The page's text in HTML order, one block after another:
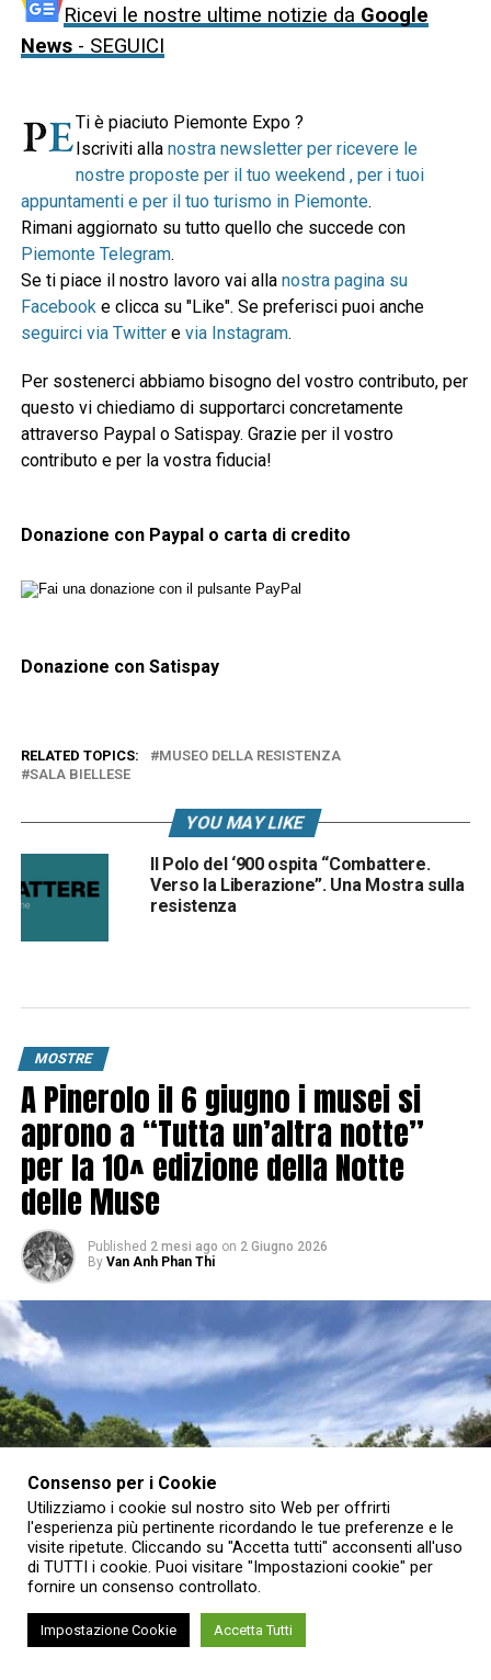
Ricevi le nostre ultime notizie da Google
News- SEGUICI
Ti è piaciuto Piemonte Expo ?
Iscriviti alla nostra newsletter per ricevere le
nostre proposte per il tuo weekend , per i tuoi
appuntamenti e per il tuo turismo in Piemonte.
Rimani aggiornato su tutto quello che succede con
Piemonte Telegram.
Se ti piace il nostro lavoro vai alla nostra pagina su
Facebook e clicca su "Like". Se preferisci puoi anche
seguirci via Twittere via Instagram.
Per sostenerci abbiamo bisogno del vostro contributo, per
questo vi chiediamo di supportarci concretamente
attraverso Paypal o Satispay. Grazie per il vostro
contributo e per la vostra fiducia!
Donazione con Paypal o carta di credito
Donazione con Satispay
RELATED TOPICS:
MUSEO DELLA RESISTENZA
SALA BIELLESE
YOU MAY LIKE
Il Polo del ‘900 ospita “Combattere.
Verso la Liberazione”. Una Mostra sulla
resistenza
MOSTRE
A Pinerolo il 6 giugno i musei si
aprono a “Tutta un’altra notte”
per la 10^ edizione della Notte
delle Muse
Published 2 mesi ago on 2 Giugno 2026
By Van Anh Phan Thi
Consenso per i Cookie
Utilizziamo i cookie sul nostro sito Web per offrirti
l'esperienza più pertinente ricordando le tue preferenze e le
visite ripetute. Cliccando su "Accetta tutti" acconsenti all'uso
di TUTTI i cookie. Puoi visitare "Impostazioni cookie" per
fornire un consenso controllato.
Impostazione Cookie Accetta Tutti